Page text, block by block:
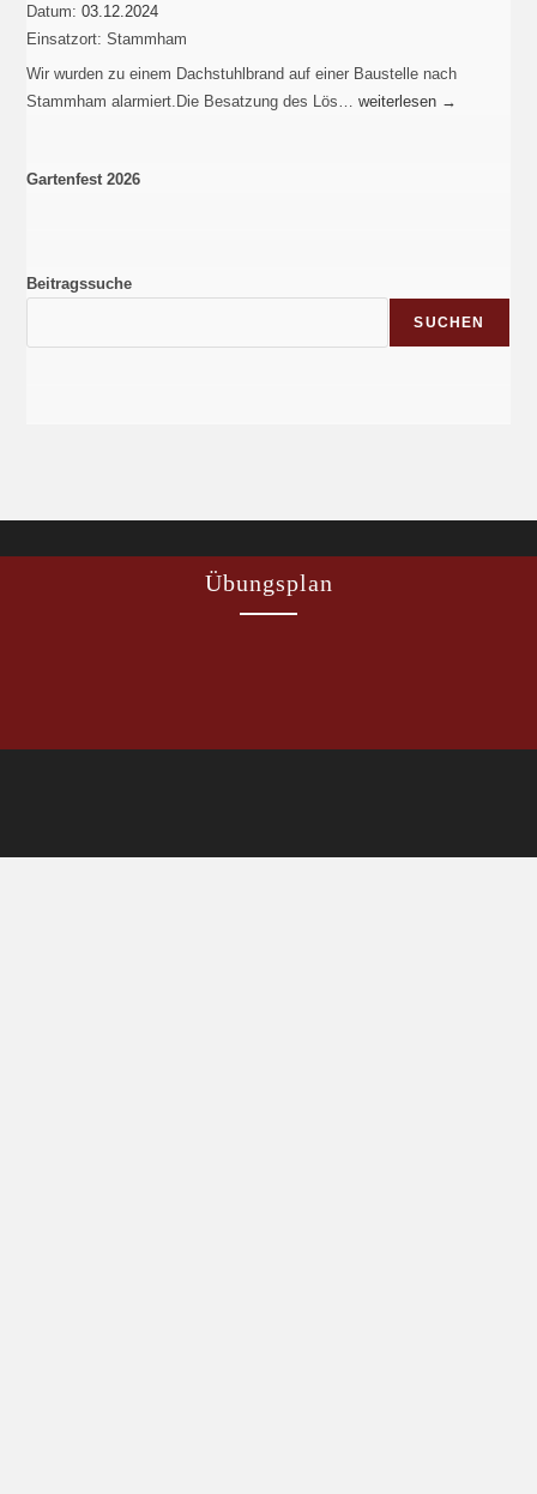
Datum:03.12.2024
Einsatzort: Stammham
Wir wurden zu einem Dachstuhlbrand auf einer Baustelle nach
Stammham alarmiert.Die Besatzung des Lös…weiterlesen →
Gartenfest 2026
Beitragssuche
SUCHEN
Übungsplan